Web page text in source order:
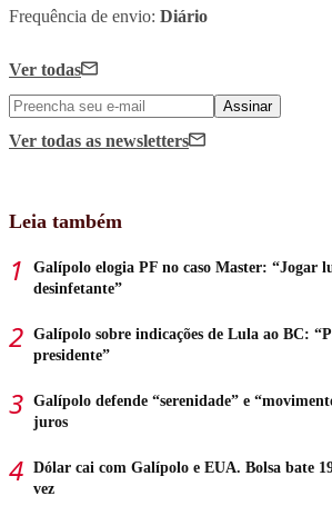
Frequência de envio: Diário
Ver todas
Assinar
Ver todas as newsletters
Leia também
Galípolo elogia PF no caso Master: “Jogar
desinfetante”
Galípolo sobre indicações de Lula ao BC:
presidente”
Galípolo defende “serenidade” e
juros
Dólar cai com Galípolo e EUA. Bolsa bate
vez